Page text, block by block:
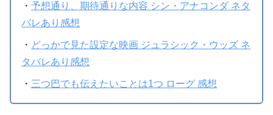
・予想通り、期待通りな内容 シン・アナコンダ ネタ
バレあり感想
・ どっかで見た設定な映画 ジュラシック・ウッズ ネ
タバレあり感想
・ 三つ巴でも伝えたいことは1つ ローグ 感想